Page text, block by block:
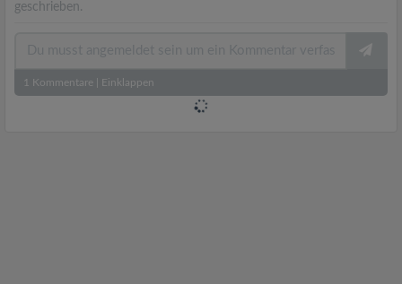
geschrieben.
1 Kommentare Einklappen